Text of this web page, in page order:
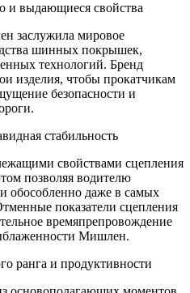
и выдающиеся свойства
заслужила мировое
шинных покрышек,
технологий. Бренд
изделия, чтобы прокатчикам
безопасности и
стабильность
свойствами сцепления
позволяя водителю
обособленно даже в самых
показатели сцепления
времяпрепровождение
Мишлен.
ранга и продуктивности